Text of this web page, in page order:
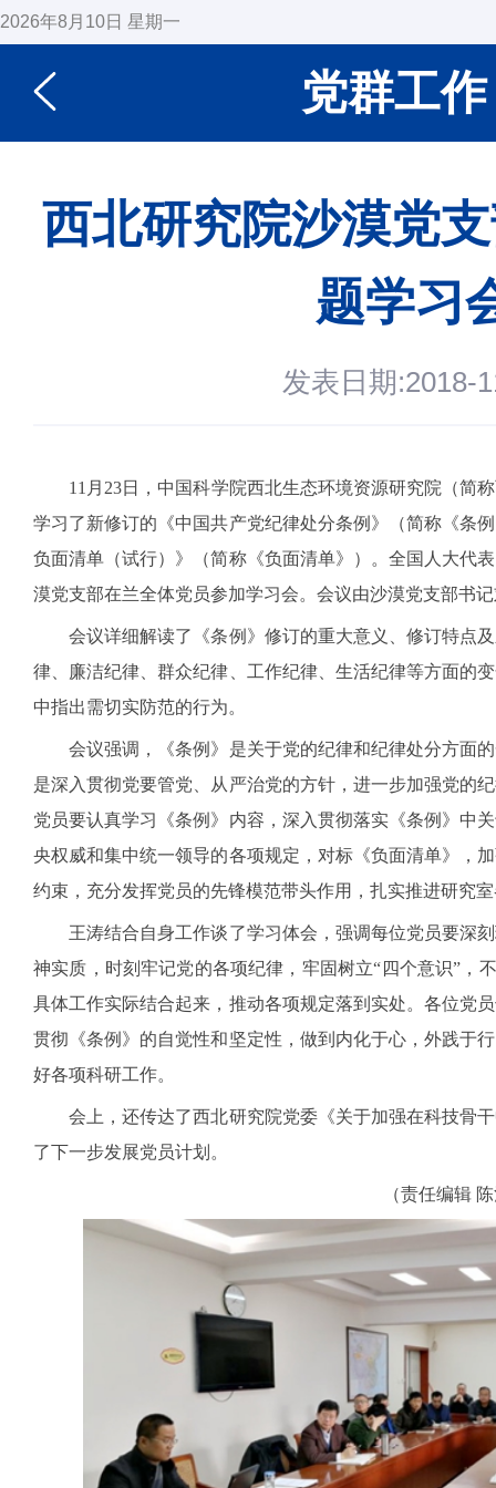
2026年8月10日 星期一
党群工作
西北研究院沙漠党
题学习
发表日期:2018-
11 月 23日，中国科学院西北生态环境资源研究院（简
学习了新修订的《中国共产党纪律处分条例》（简称《条
负面清单（试行）》（简称《负面清单》）。全国人大代
漠党支部在兰全体党员参加学习会。会议由沙漠党支部书
会议详细解读了《条例》修订的重大意义、修订特点
律、廉洁纪律、群众纪律、工作纪律、生活纪律等方面的
中指出需切实防范的行为。
会议强调，《条例》是关于党的纪律和纪律处分方面
是深入贯彻党要管党、从严治党的方针，进一步加强党的
党员要认真学习《条例》内容，深入贯彻落实《条例》中
央权威和集中统一领导的各项规定，对标《负面清单》，
约束，充分发挥党员的先锋模范带头作用，扎实推进研究
王涛结合自身工作谈了学习体会，强调每位党员要深
神实质，时刻牢记党的各项纪律，牢固树立“四个意识”，
具体工作实际结合起来，推动各项规定落到实处。各位党
贯彻《条例》的自觉性和坚定性，做到内化于心，外践于
好各项科研工作。
会上，还传达了西北研究院党委《关于加强在科技骨
了下一步发展党员计划。
（责任编辑 陈治